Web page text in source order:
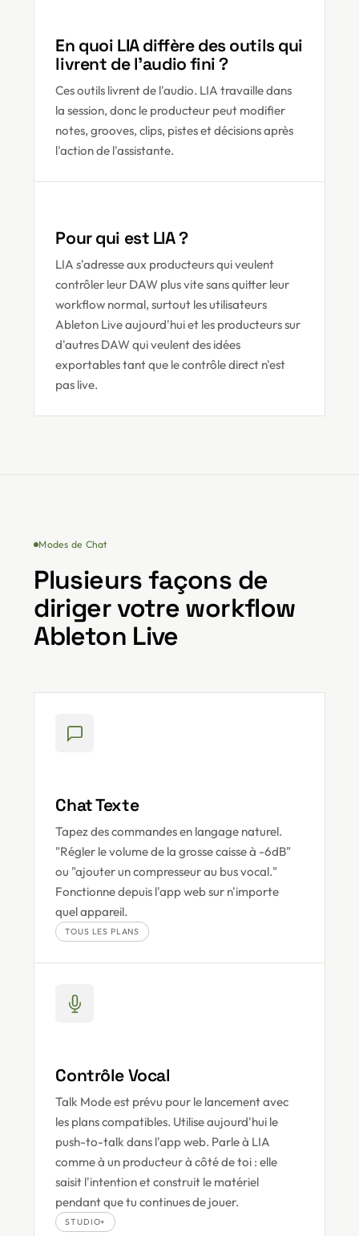
En quoi LIA diffère des outils qui
livrent de l'audio fini ?
Ces outils livrent de l'audio. LIA travaille dans
la session, donc le producteur peut modifier
notes, grooves, clips, pistes et décisions après
l'action de l'assistante.
Pour qui est LIA ?
LIA s'adresse aux producteurs qui veulent
contrôler leur DAW plus vite sans quitter leur
workflow normal, surtout les utilisateurs
Ableton Live aujourd'hui et les producteurs sur
d'autres DAW qui veulent des idées
exportables tant que le contrôle direct n'est
pas live.
Modes de Chat
Plusieurs façons de
diriger votre workflow
Ableton Live
Chat Texte
Tapez des commandes en langage naturel.
"Régler le volume de la grosse caisse à -6dB"
ou "ajouter un compresseur au bus vocal."
Fonctionne depuis l'app web sur n'importe
quel appareil.
TOUS LES PLANS
Contrôle Vocal
Talk Mode est prévu pour le lancement avec
les plans compatibles. Utilise aujourd'hui le
push-to-talk dans l'app web. Parle à LIA
comme à un producteur à côté de toi : elle
saisit l'intention et construit le matériel
pendant que tu continues de jouer.
STUDIO+